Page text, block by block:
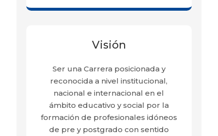
Visión
Ser una Carrera posicionada y
reconocida a nivel institucional,
nacional e internacional en el
ámbito educativo y social por la
formación de profesionales idóneos
de pre y postgrado con sentido